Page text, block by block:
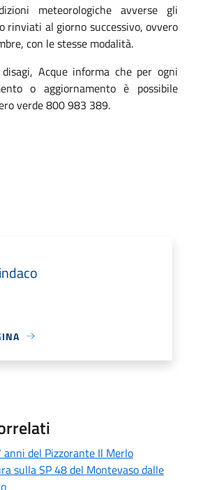
meteorologiche avverse gli
rinviati al giorno successivo, ovvero
con le stesse modalità.
Acque informa che per ogni
o aggiornamento è possibile
verde 800 983 389.
del Pizzorante Il Merlo
sulla SP 48 del Montevaso dalle